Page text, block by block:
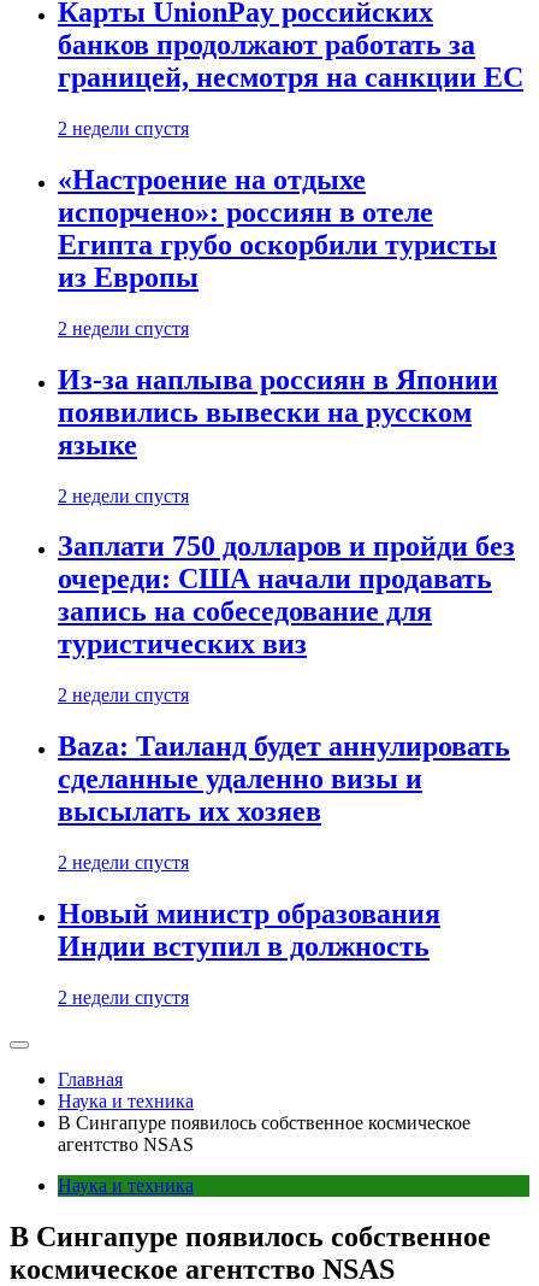
Карты UnionPay российских
банков продолжают работать за
границей, несмотря на санкции ЕС
2 недели спустя
«Настроение на отдыхе
испорчено»: россиян в отеле
Египта грубо оскорбили туристы
из Европы
2 недели спустя
Из-за наплыва россиян в Японии
появились вывески на русском
языке
2 недели спустя
Заплати 750 долларов и пройди без
очереди: США начали продавать
запись на собеседование для
туристических виз
2 недели спустя
Baza: Таиланд будет аннулировать
сделанные удаленно визы и
высылать их хозяев
2 недели спустя
Новый министр образования
Индии вступил в должность
2 недели спустя
Главная
Наука и техника
В Сингапуре появилось собственное космическое
агентство NSAS
Наука и техника
В Сингапуре появилось собственное
космическое агентство NSAS